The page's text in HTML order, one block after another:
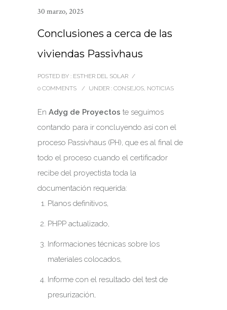
30 marzo, 2025
Conclusiones a cerca de las
viviendas Passivhaus
POSTED BY : ESTHER DEL SOLAR /
0 COMMENTS
/ UNDER : CONSEJOS, NOTICIAS
En Adyg de Proyectos te seguimos
contando para ir concluyendo así con el
proceso Passivhaus (PH), que es al final de
todo el proceso cuando el certificador
recibe del proyectista toda la
documentación requerida:
Planos definitivos,
PHPP actualizado,
Informaciones técnicas sobre los
materiales colocados,
Informe con el resultado del test de
presurización,